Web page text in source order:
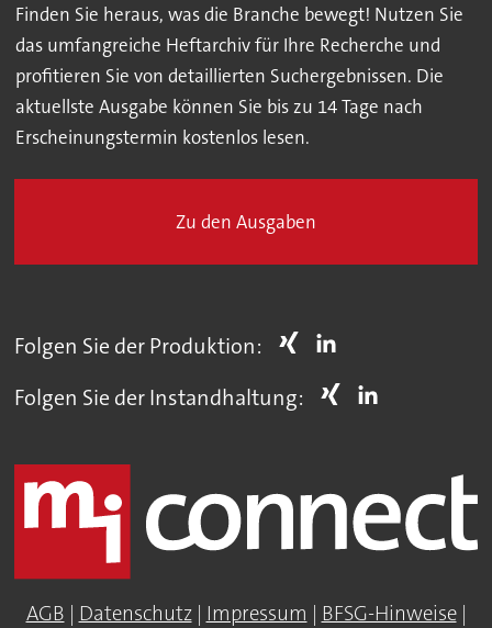
Finden Sie heraus, was die Branche bewegt! Nutzen Sie
das umfangreiche Heftarchiv für Ihre Recherche und
profitieren Sie von detaillierten Suchergebnissen. Die
aktuellste Ausgabe können Sie bis zu 14 Tage nach
Erscheinungstermin kostenlos lesen.
Zu den Ausgaben
Folgen Sie der Produktion:
Folgen Sie der Instandhaltung:
AGB | Datenschutz| Impressum | BFSG-Hinweise|